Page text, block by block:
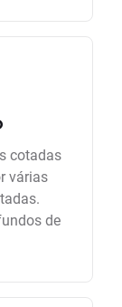
cotadas
várias
de